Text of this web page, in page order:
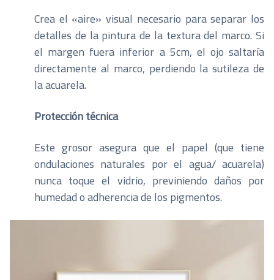
Crea el «aire» visual necesario para separar los
detalles de la pintura de la textura del marco. Si
el margen fuera inferior a 5cm, el ojo saltaría
directamente al marco, perdiendo la sutileza de
la acuarela.
Protección técnica
Este grosor asegura que el papel (que tiene
ondulaciones naturales por el agua/ acuarela)
nunca toque el vidrio, previniendo daños por
humedad o adherencia de los pigmentos.